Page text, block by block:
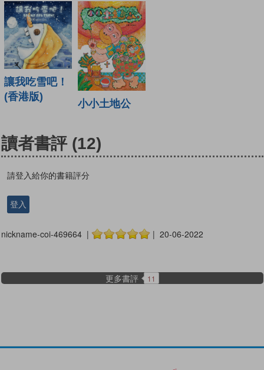
讓我吃雪吧！
(香港版)
小小土地公
讀者書評 (12)
請登入給你的書籍評分
登入
nickname-coi-469664 | | 20-06-2022
更多書評 11